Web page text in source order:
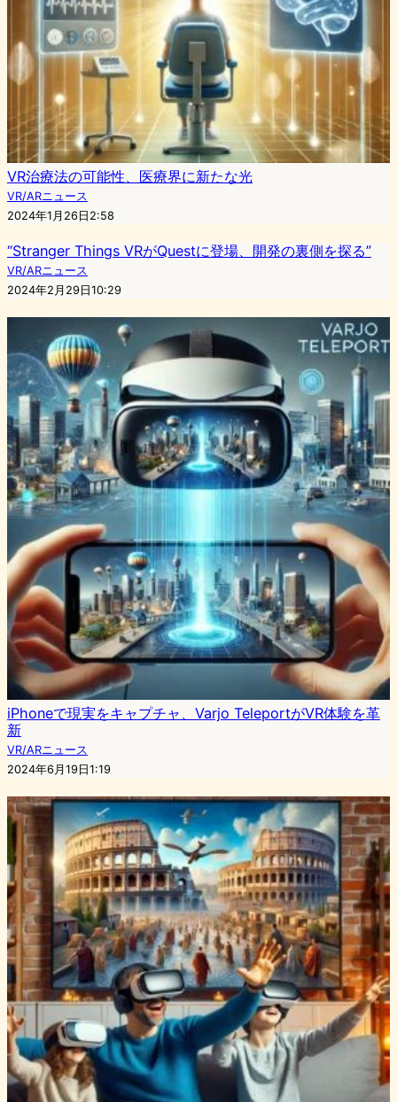
VR治療法の可能性、医療界に新たな光
VR/ARニュース
2024年1月26日2:58
“Stranger Things VRがQuestに登場、開発の裏側を探る”
VR/ARニュース
2024年2月29日10:29
iPhoneで現実をキャプチャ、Varjo TeleportがVR体験を革
新
VR/ARニュース
2024年6月19日1:19